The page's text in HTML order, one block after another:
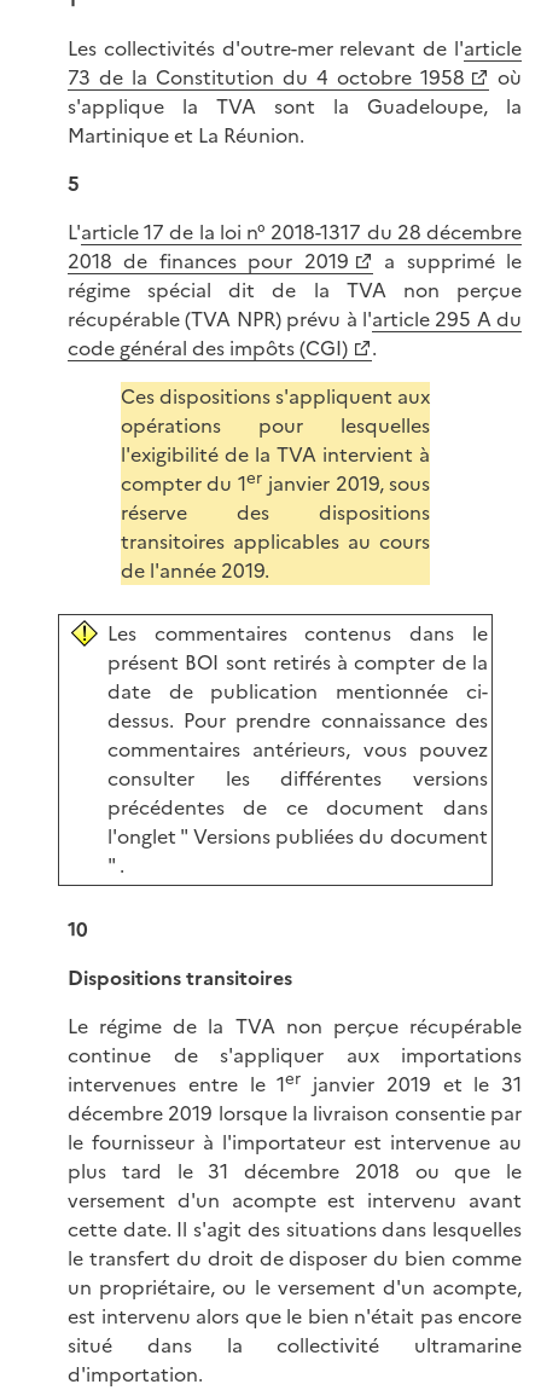
Les collectivités d'outre-mer relevant de l'article
73 de la Constitution du 4 octobre 1958
où
s'applique la TVA sont la Guadeloupe, la
Martinique et La Réunion.
5
L'article 17 de la loi n° 2018-1317 du 28 décembre
2018 de finances pour 2019
a supprimé le
régime spécial dit de la TVA non perçue
récupérable (TVA NPR) prévu à l'article 295 A du
code général des impôts (CGI)
.
Ces dispositions s'appliquent aux
opérations pour lesquelles
l'exigibilité de la TVA intervient à
compter du 1er janvier 2019, sous
réserve des dispositions
transitoires applicables au cours
de l'année 2019.
Les commentaires contenus dans le
présent BOI sont retirés à compter de la
date de publication mentionnée ci-
dessus. Pour prendre connaissance des
commentaires antérieurs, vous pouvez
consulter les différentes versions
précédentes de ce document dans
l'onglet " Versions publiées du document
" .
10
Dispositions transitoires
Le régime de la TVA non perçue récupérable
continue de s'appliquer aux importations
intervenues entre le 1er janvier 2019 et le 31
décembre 2019 lorsque la livraison consentie par
le fournisseur à l'importateur est intervenue au
plus tard le 31 décembre 2018 ou que le
versement d'un acompte est intervenu avant
cette date. Il s'agit des situations dans lesquelles
le transfert du droit de disposer du bien comme
un propriétaire, ou le versement d'un acompte,
est intervenu alors que le bien n'était pas encore
situé dans la collectivité ultramarine
d'importation.